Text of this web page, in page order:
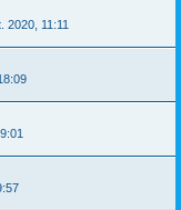
2020, 11:11